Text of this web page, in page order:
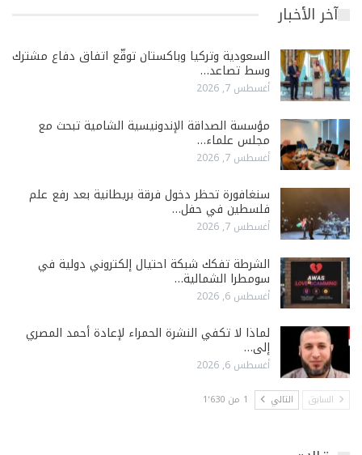
آخر الأخبار
السعودية وتركيا وباكستان توقّع اتفاق دفاع مشترك
وسط تصاعد…
أغسطس 7, 2026
مؤسسة الصداقة الإندونيسية الشامية تبحث مع
مجلس علماء…
أغسطس 7, 2026
سنغافورة تحظر دخول فرقة بريطانية بعد رفع علم
فلسطين في حفل…
أغسطس 7, 2026
الشرطة تفكك شبكة احتيال إلكتروني دولية في
سومطرا الشمالية…
أغسطس 6, 2026
لماذا لا تكفي النشرة الحمراء لإعادة أحمد المصري
إلى…
أغسطس 6, 2026
السابق التالي 1 من 1٬630